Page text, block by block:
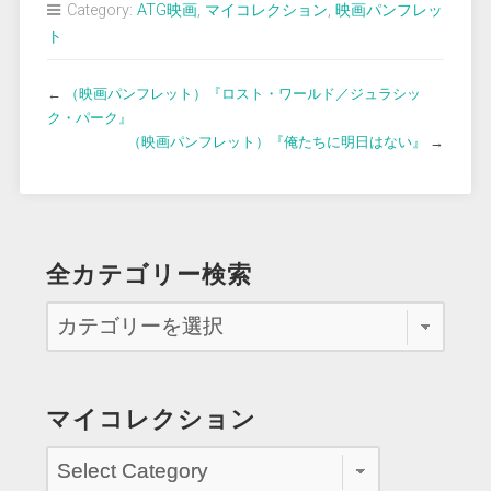
Category: ATG映画, マイコレクション, 映画パンフレッ
ト
←
（映画パンフレット）『ロスト・ワールド／ジュラシッ
ク・パーク』
（映画パンフレット）『俺たちに明日はない』
→
全カテゴリー検索
マイコレクション